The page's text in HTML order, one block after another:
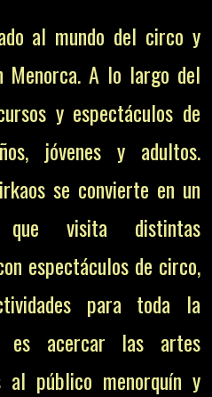
al mundo del circo y
Menorca. A lo largo del
y espectáculos de
jóvenes y adultos.
se convierte en un
visita distintas
espectáculos de circo,
para toda la
es acercar las artes
al público menorquín y